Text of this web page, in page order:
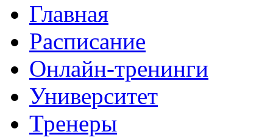
Главная
Расписание
Онлайн-тренинги
Университет
Тренеры